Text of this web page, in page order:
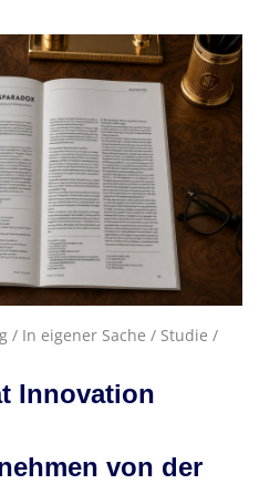
/ In eigener Sache / Studie /
Innovation
von der